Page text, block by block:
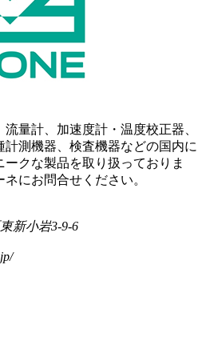
量計、加速度計・温度校正器、
計測機器、検査機器などの国内に
ークな製品を取り扱っておりま
にお問合せください。
新小岩3-9-6